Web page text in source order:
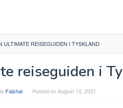
ULTIMATE REISEGUIDEN I TYSKLAND
reiseguiden i
Faishal Posted onAugust 10, 2021